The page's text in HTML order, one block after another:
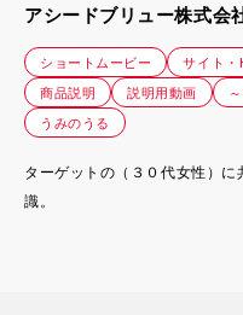
アシードブリュー株式会
ショートムービー サイト
商品説明
説明用動画
うみのうる
ターゲットの（３０代女性）
識。